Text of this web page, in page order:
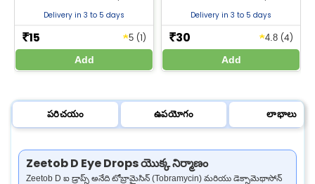
Delivery in 3 to 5 days
₹15 ★5 (1)
Add
ఉపయోగిస్తారు. ఒల్మెసార్టాన్ 20మి.గ్రా
టాబ్లెట్లను జీల్యాబ్ ఫార్మసీ నుండి ఉత్తమ
Delivery in 3 to 5 days
₹30 ★4.8 (4)
Add
పరిచయం ఉపయోగం లాభాలు
Zeetob D Eye Drops యొక్క నిర్మాణం
Zeetob D ఐ డ్రాప్స్ అనేది టోబ్రామైసిన్ (Tobramycin) మరియు డెక్సామెథాసోన్